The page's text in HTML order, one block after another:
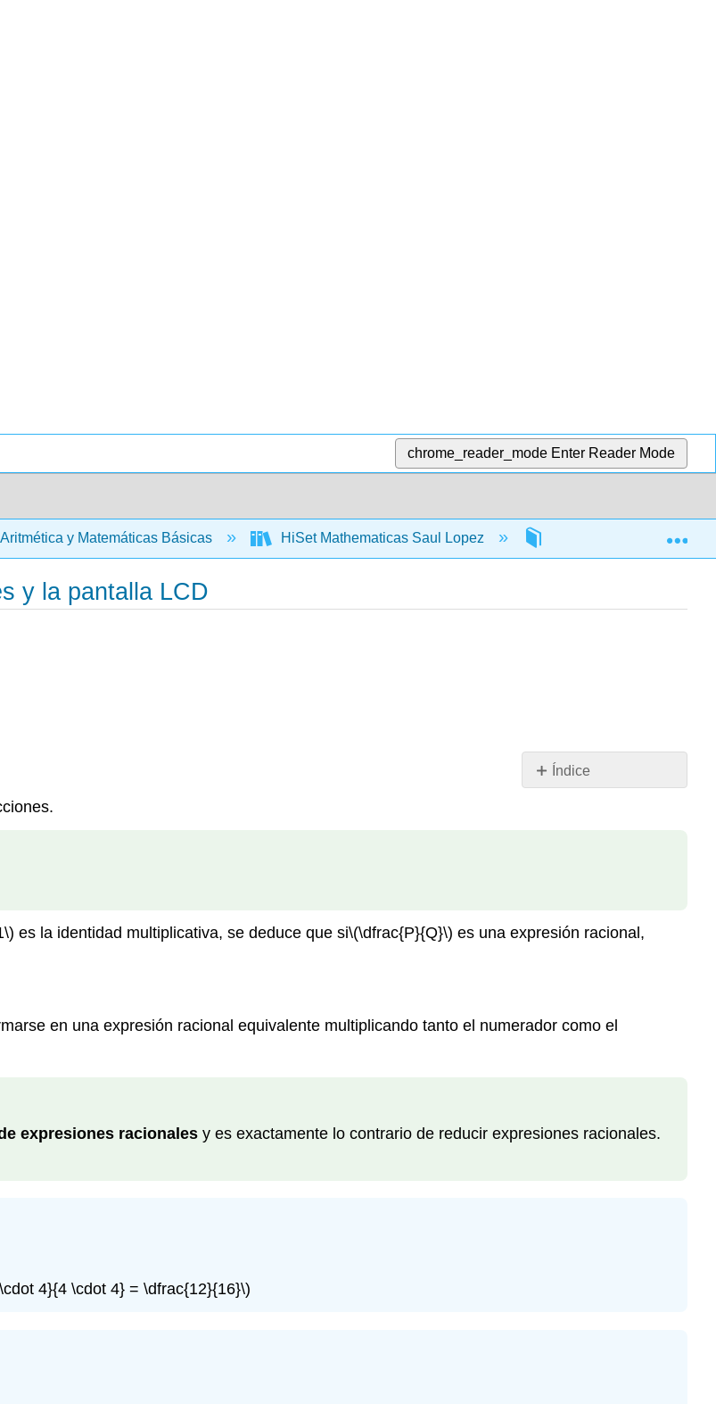
chrome_reader_mode Enter Reader Mode
Aritmética y Matemáticas Básicas HiSet Mathematicas Saul Lopez 22: Expresiones
y la pantalla LCD
Índice
Racionales
(\PageIndex{2}\)
Ejemplo\
es la identidad multiplicativa, se deduce que si\(\dfrac{P}{Q}\) es una expresión racional,
en una expresión racional equivalente multiplicando tanto el numerador como el
expresiones racionales y es exactamente lo contrario de reducir expresiones racionales.
4}{4 \cdot 4} = \dfrac{12}{16}\)